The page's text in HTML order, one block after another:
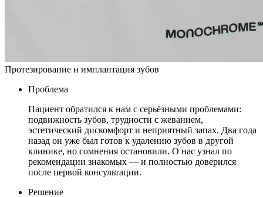
Протезирование и имплантация зубов
Проблема
Пациент обратился к нам с серьёзными проблемами:
подвижность зубов, трудности с жеванием,
эстетический дискомфорт и неприятный запах. Два года
назад он уже был готов к удалению зубов в другой
клинике, но сомнения остановили. О нас узнал по
рекомендации знакомых — и полностью доверился
после первой консультации.
Решение